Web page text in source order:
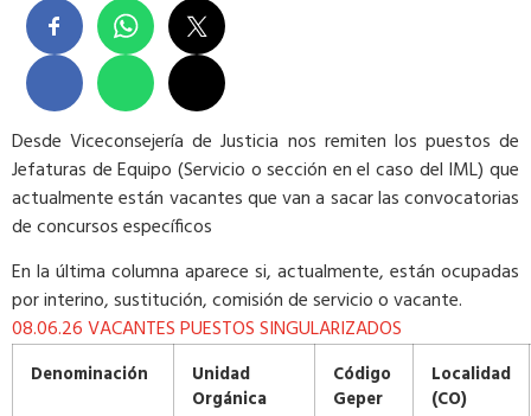
Desde Viceconsejería de Justicia nos remiten los puestos de
Jefaturas de Equipo (Servicio o sección en el caso del IML) que
actualmente están vacantes que van a sacar las convocatorias
de concursos específicos
En la última columna aparece si, actualmente, están ocupadas
por interino, sustitución, comisión de servicio o vacante.
08.06.26 VACANTES PUESTOS SINGULARIZADOS
Denominación
Unidad
Orgánica
Código
Geper
Localidad
(CO)